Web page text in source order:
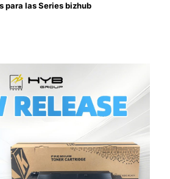
para las Series bizhub